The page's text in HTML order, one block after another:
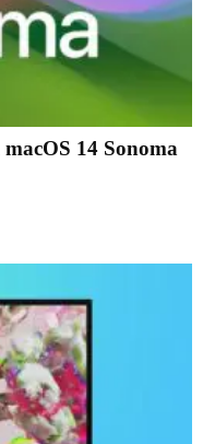
14 Sonoma